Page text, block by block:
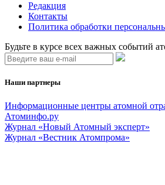
Редакция
Контакты
Политика обработки
Будьте в курсе всех важных событий
Наши партнеры
Информационные центры атомной
Атоминфо.ру
Журнал «Новый Атомный эксперт»
Журнал «Вестник Атомпрома»